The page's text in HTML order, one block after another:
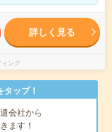
詳しく見る
ング
ップ！
会社から
ます！